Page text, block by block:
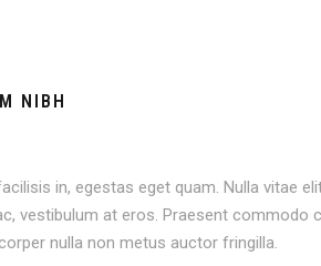
NIBH
in, egestas eget quam. Nulla vitae
vestibulum at eros. Praesent commodo
nulla non metus auctor fringilla.